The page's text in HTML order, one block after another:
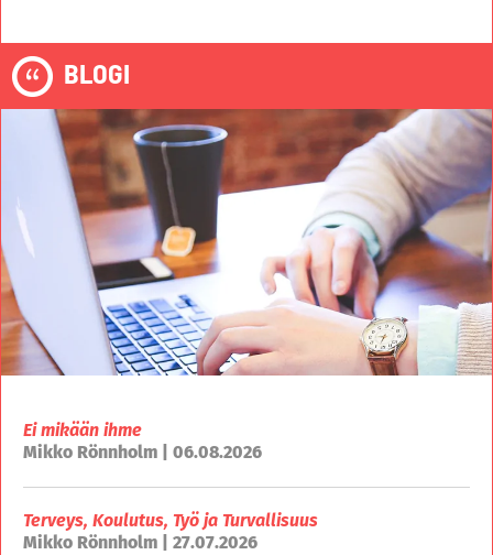
BLOGI
Ei mikään ihme
Mikko Rönnholm | 06.08.2026
Terveys, Koulutus, Työ ja Turvallisuus
Mikko Rönnholm | 27.07.2026